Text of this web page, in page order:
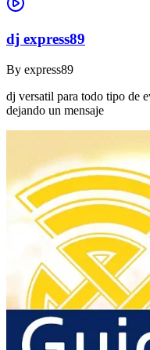
dj express89
By express89
dj versatil para todo tipo de
dejando un mensaje